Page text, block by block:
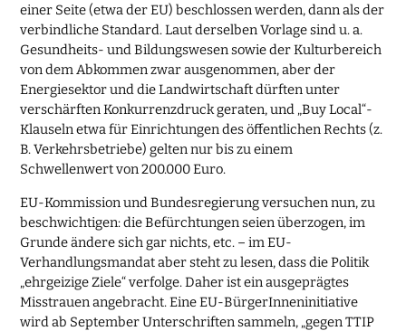
einer Seite (etwa der EU) beschlossen werden, dann als der
verbindliche Standard. Laut derselben Vorlage sind u. a.
Gesundheits- und Bildungswesen sowie der Kulturbereich
von dem Abkommen zwar ausgenommen, aber der
Energiesektor und die Landwirtschaft dürften unter
verschärften Konkurrenzdruck geraten, und „Buy Local“-
Klauseln etwa für Einrichtungen des öffentlichen Rechts (z.
B. Verkehrsbetriebe) gelten nur bis zu einem
Schwellenwert von 200.000 Euro.
EU-Kommission und Bundesregierung versuchen nun, zu
beschwichtigen: die Befürchtungen seien überzogen, im
Grunde ändere sich gar nichts, etc. – im EU-
Verhandlungsmandat aber steht zu lesen, dass die Politik
„ehrgeizige Ziele“ verfolge. Daher ist ein ausgeprägtes
Misstrauen angebracht. Eine EU-BürgerInneninitiative
wird ab September Unterschriften sammeln, „gegen TTIP